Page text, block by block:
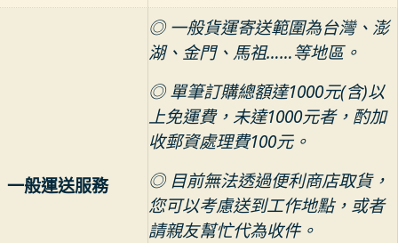
一般運送服務
◎ 一般貨運寄送範圍為台灣、澎
湖、金門、馬祖……等地區。
◎ 單筆訂購總額達1000元(含)以
上免運費，未達1000元者，酌加
收郵資處理費100元。
◎ 目前無法透過便利商店取貨，
您可以考慮送到工作地點，或者
請親友幫忙代為收件。